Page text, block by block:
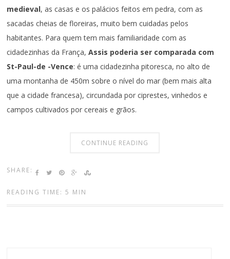
medieval, as casas e os palácios feitos em pedra, com as
sacadas cheias de floreiras, muito bem cuidadas pelos
habitantes. Para quem tem mais familiaridade com as
cidadezinhas da França,Assis poderia ser comparada com
St-Paul-de -Vence: é uma cidadezinha pitoresca, no alto de
uma montanha de 450m sobre o nível do mar (bem mais alta
que a cidade francesa), circundada por ciprestes, vinhedos e
campos cultivados por cereais e grãos.
CONTINUE READING
SHARE:
READING TIME: 5 MIN